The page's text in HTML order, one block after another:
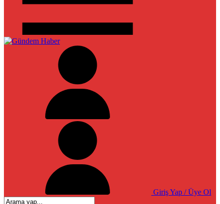
Giriş Yap / Üye Ol